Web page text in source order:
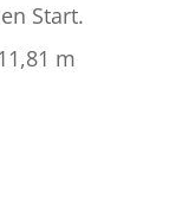
Start.
m